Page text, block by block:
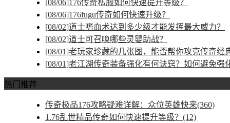
[08/06]176传奇私服如何快速提升等级？
[08/06]176fugu传奇如何快速升级？
[08/02]道士嗜血术达到多少级才能发挥最大威力？
[08/02]道士可召唤哪些灵婴助战？
[08/01]老玩家珍藏的几张图，能否帮你攻克传奇经
[08/01]老江湖传奇装备强化有何诀窍？如何避免强
热门推荐
传奇极品176攻略疑难详解：众位英雄快来(360)
1.76乱世精品传奇如何快速提升等级？(12)